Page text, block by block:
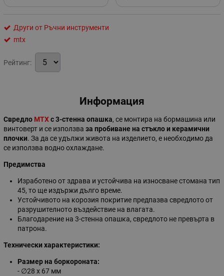
Други от Ръчни инструменти
mtx
Рейтинг:
Информация
Свредло MTXс 3-стенна опашка, се монтира на бормашина или
винтоверт и се използва за пробиване на стъклои керамични
плочки. За да се удължи живота на изделието, е необходимо да
се използва водно охлаждане.
Предимства
Изработено от здрава и устойчива на износване стомана тип
45, то ще издържи дълго време.
Устойчивото на корозия покритие предпазва свредлото от
разрушителното въздействие на влагата.
Благодарение на 3-стенна опашка, свредлото не превърта в
патрона.
Технически характеристики:
Размер на боркороната:
- ∅28 х 67 мм